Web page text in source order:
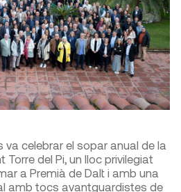
va celebrar el sopar anual de la
Torre del Pi, un lloc privilegiat
a Premià de Dalt i amb una
amb tocs avantguardistes de